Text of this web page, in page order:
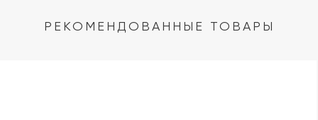
РЕКОМЕНДОВАННЫЕ ТОВАРЫ